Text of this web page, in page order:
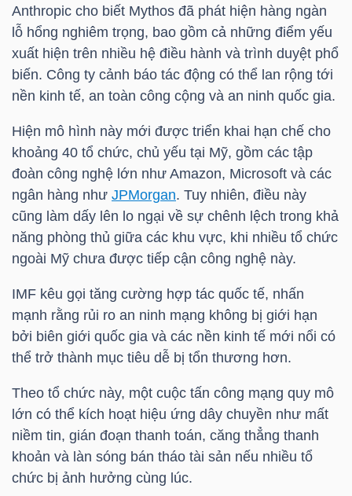
Anthropic cho biết Mythos đã phát hiện hàng ngàn
lỗ hổng nghiêm trọng, bao gồm cả những điểm yếu
xuất hiện trên nhiều hệ điều hành và trình duyệt phổ
biến. Công ty cảnh báo tác động có thể lan rộng tới
nền kinh tế, an toàn công cộng và an ninh quốc gia.
Hiện mô hình này mới được triển khai hạn chế cho
khoảng 40 tổ chức, chủ yếu tại Mỹ, gồm các tập
đoàn công nghệ lớn như Amazon, Microsoft và các
ngân hàng như JPMorgan. Tuy nhiên, điều này
cũng làm dấy lên lo ngại về sự chênh lệch trong khả
năng phòng thủ giữa các khu vực, khi nhiều tổ chức
ngoài Mỹ chưa được tiếp cận công nghệ này.
IMF kêu gọi tăng cường hợp tác quốc tế, nhấn
mạnh rằng rủi ro an ninh mạng không bị giới hạn
bởi biên giới quốc gia và các nền kinh tế mới nổi có
thể trở thành mục tiêu dễ bị tổn thương hơn.
Theo tổ chức này, một cuộc tấn công mạng quy mô
lớn có thể kích hoạt hiệu ứng dây chuyền như mất
niềm tin, gián đoạn thanh toán, căng thẳng thanh
khoản và làn sóng bán tháo tài sản nếu nhiều tổ
chức bị ảnh hưởng cùng lúc.
NHÂN
VIETSTOCKFINANCE
VĨ
MÔ
NGÀNH
DOANH
NGHIỆP